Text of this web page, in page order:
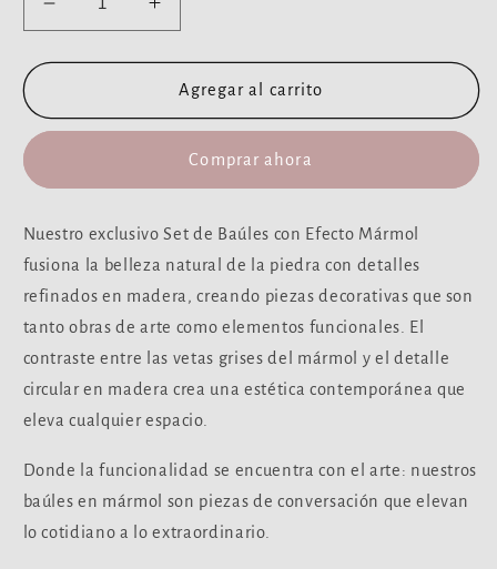
Reducir
cantidad
para
Stone
unidades
Aumentar
cantidad
para
Baúl
Stone
unidades
Agregar al carrito
Comprar ahora
Nuestro exclusivo Set de Baúles con Efecto Mármol
fusiona la belleza natural de la piedra con detalles
refinados en madera, creando piezas decorativas que son
tanto obras de arte como elementos funcionales. El
contraste entre las vetas grises del mármol y el detalle
circular en madera crea una estética contemporánea que
eleva cualquier espacio.
Donde la funcionalidad se encuentra con el arte: nuestros
baúles en mármol son piezas de conversación que elevan
lo cotidiano a lo extraordinario.